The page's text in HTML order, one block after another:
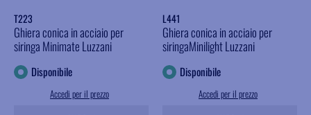
T223
Ghiera conica in acciaio per
siringa Minimate Luzzani
Disponibile
Accedi per il prezzo
L441
Ghiera conica in acciaio per
siringaMinilight Luzzani
Disponibile
Accedi per il prezzo